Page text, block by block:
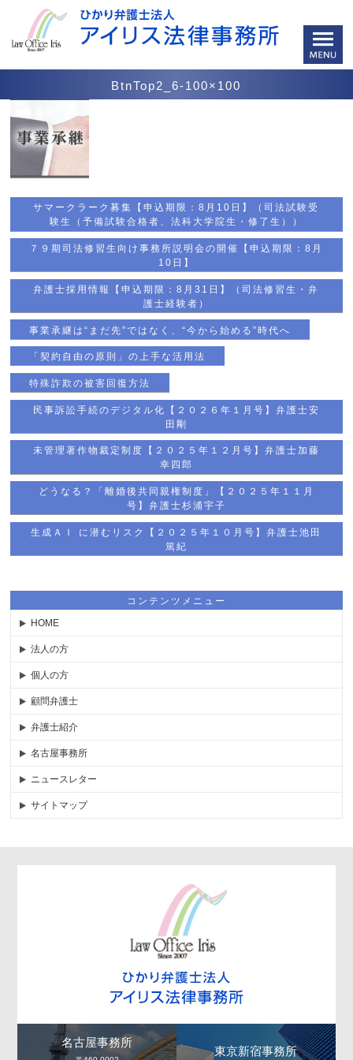
BtnTop2_6-100×100
サマークラーク募集【申込期限：8月10日】（司法試験受
験生（予備試験合格者、法科大学院生・修了生））
７９期司法修習生向け事務所説明会の開催【申込期限：8月
10日】
弁護士採用情報【申込期限：8月31日】（司法修習生・弁
護士経験者）
事業承継は“まだ先”ではなく、“今から始める”時代へ
「契約自由の原則」の上手な活用法
特殊詐欺の被害回復方法
民事訴訟手続のデジタル化【２０２６年１月号】弁護士安
田剛
未管理著作物裁定制度【２０２５年１２月号】弁護士加藤
幸四郎
どうなる？「離婚後共同親権制度」【２０２５年１１月
号】弁護士杉浦宇子
生成ＡＩ に潜むリスク【２０２５年１０月号】弁護士池田
篤紀
コンテンツメニュー
HOME
法人の方
個人の方
顧問弁護士
弁護士紹介
名古屋事務所
ニュースレター
サイトマップ
名古屋事務所
東京新宿事務所